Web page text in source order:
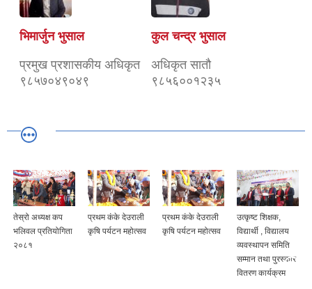
भिमार्जुन भुसाल
प्रमुख प्रशासकीय अधिकृत
९८५७०४९०४९
कुल चन्द्र भुसाल
अधिकृत सातौ
९८५६००१२३५
तेस्रो अध्यक्ष कप
भलिवल प्रतियोगिता
२०८१
प्रथम कंके देउराली
कृषि पर्यटन महोत्सव
प्रथम कंके देउराली
कृषि पर्यटन महोत्सव
उत्कृष्ट शिक्षक,
विद्यार्थी , विद्यालय
व्यवस्थापन समिति
सम्मान तथा पुरस्कार
वितरण कार्यक्रम